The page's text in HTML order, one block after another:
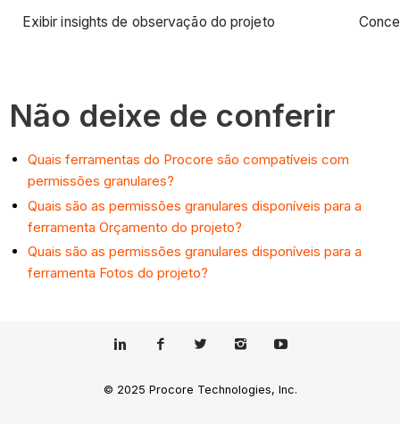
Exibir insights de observação do projeto
Não deixe de conferir
Quais ferramentas do Procore são compatíveis com
permissões granulares?
Quais são as permissões granulares disponíveis para a
ferramenta Orçamento do projeto?
Quais são as permissões granulares disponíveis para a
ferramenta Fotos do projeto?
© 2025 Procore Technologies, Inc.